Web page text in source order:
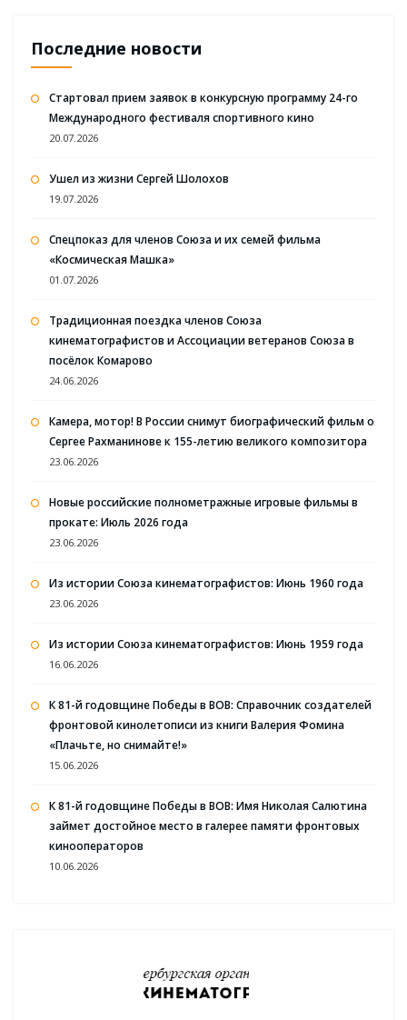
Последние новости
Стартовал прием заявок в конкурсную программу 24-го
Международного фестиваля спортивного кино
20.07.2026
Ушел из жизни Сергей Шолохов
19.07.2026
Спецпоказ для членов Союза и их семей фильма
«Космическая Машка»
01.07.2026
Традиционная поездка членов Союза
кинематографистов и Ассоциации ветеранов Союза в
посёлок Комарово
24.06.2026
Камера, мотор! В России снимут биографический фильм о
Сергее Рахманинове к 155-летию великого композитора
23.06.2026
Новые российские полнометражные игровые фильмы в
прокате: Июль 2026 года
23.06.2026
Из истории Союза кинематографистов: Июнь 1960 года
23.06.2026
Из истории Союза кинематографистов: Июнь 1959 года
16.06.2026
К 81-й годовщине Победы в ВОВ: Справочник создателей
фронтовой кинолетописи из книги Валерия Фомина
«Плачьте, но снимайте!»
15.06.2026
К 81-й годовщине Победы в ВОВ: Имя Николая Салютина
займет достойное место в галерее памяти фронтовых
кинооператоров
10.06.2026